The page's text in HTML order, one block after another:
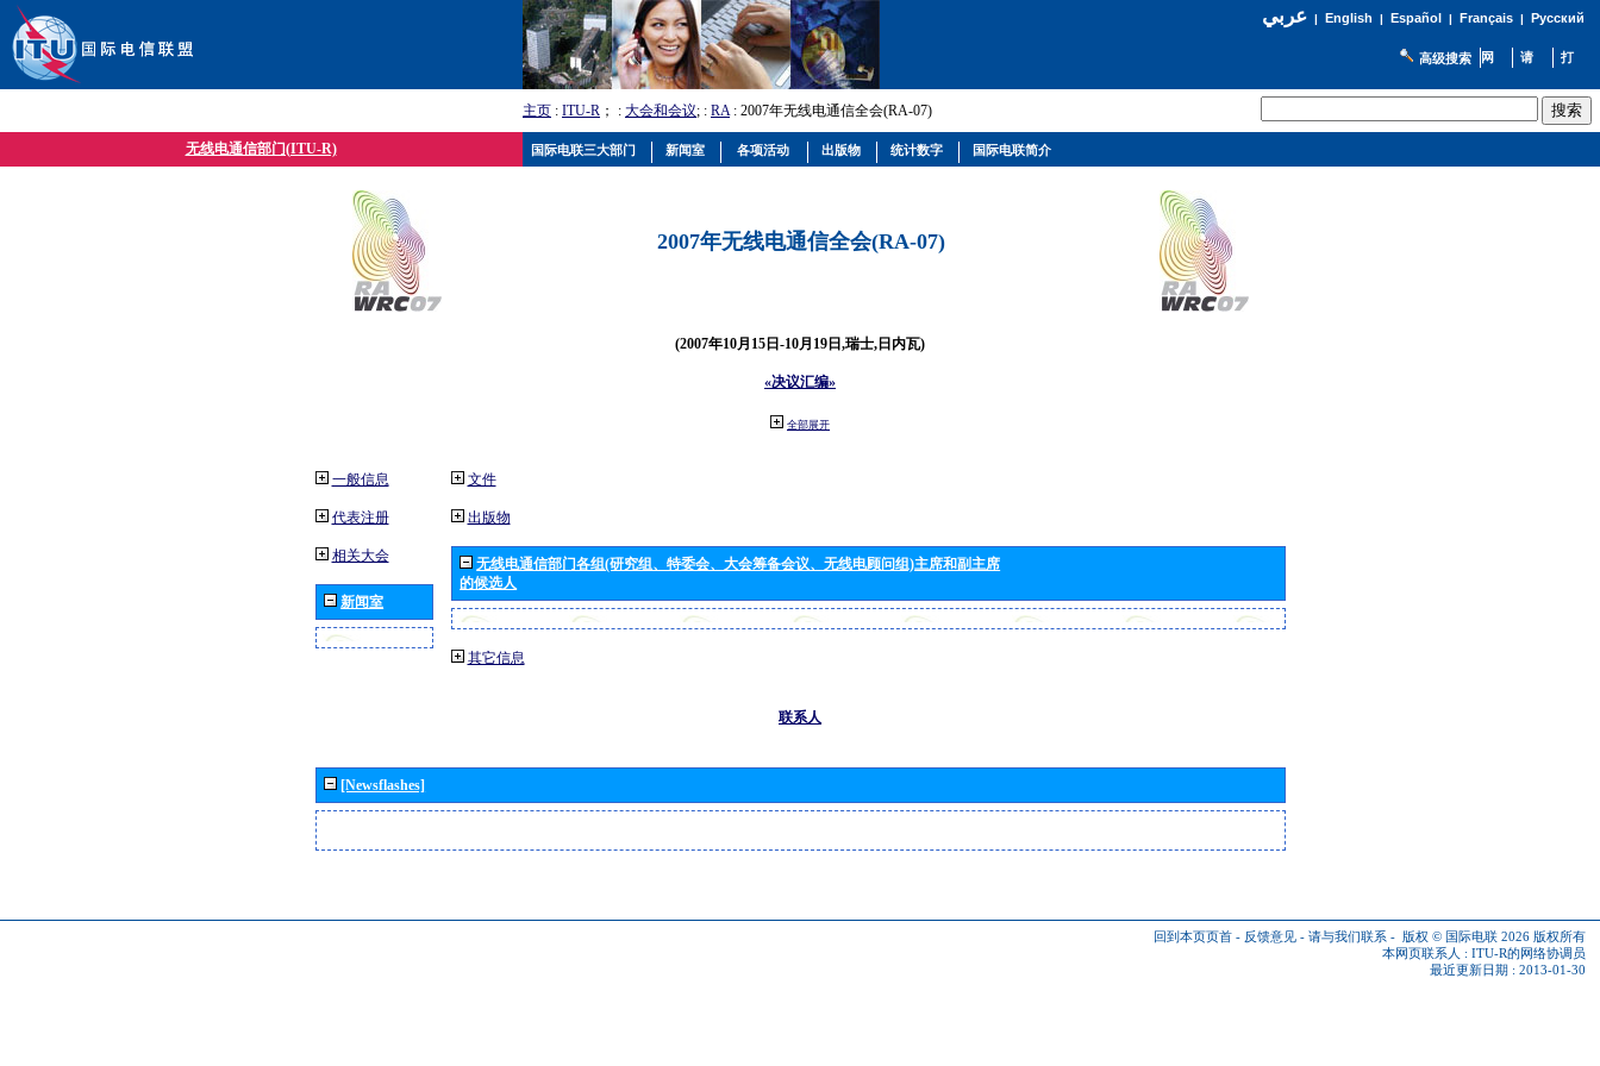
عربي| English | Español | Français| Русский
高级搜索
主页 : ITU-R ； : 大会和会议; : RA: 2007年无线电通信全会(RA-07)
无线电通信部门(ITU-R)
2007年无线电通信全会(RA-07)
(2007年10月15日-10月19日,瑞士,日内瓦)
«决议汇编»
全部展开
一般信息
代表注册
相关大会
新闻室
文件
出版物
无线电通信部门各组(研究组、特委会、大会筹备会议、无线电顾问组)主席和副主席
的候选人
其它信息
联系人
[Newsflashes]
回到本页页首 - 反馈意见 - 请与我们联系 - 版权 © 国际电联 2026 版权所有
本网页联系人 : ITU-R的网络协调员
最近更新日期 : 2013-01-30
国际电联三大部门 新闻室 各项活动 出版物 统计数字 国际电联简介